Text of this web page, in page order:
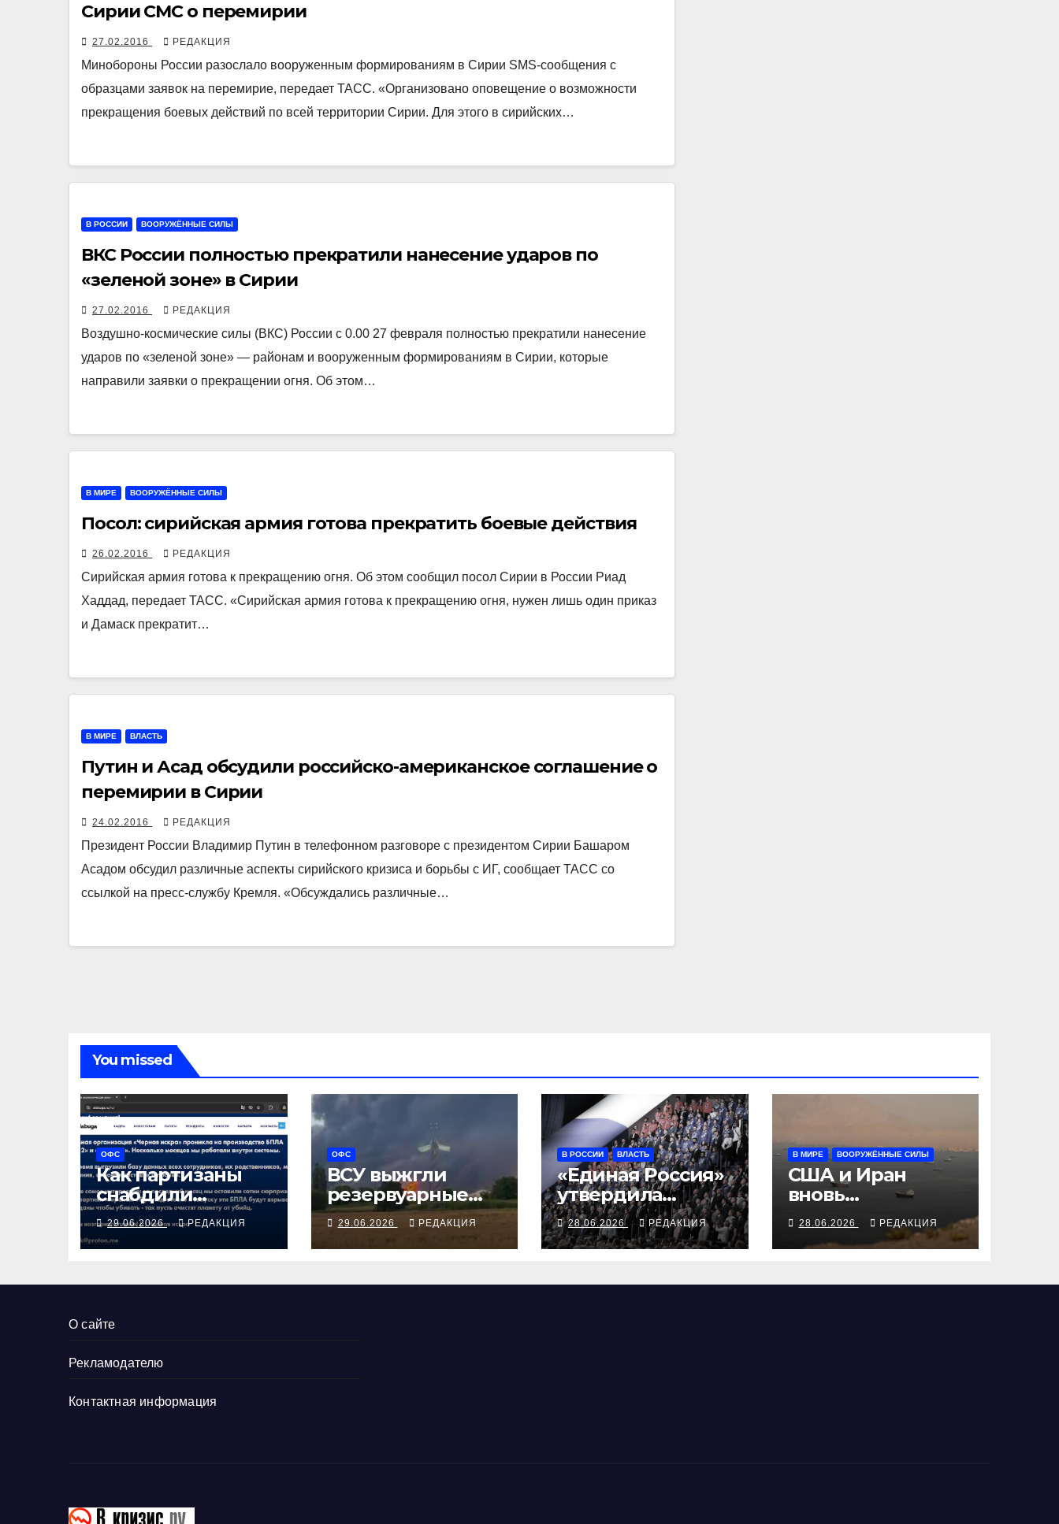
Сирии СМС о перемирии
27.02.2016 РЕДАКЦИЯ
Минобороны России разослало вооруженным формированиям в Сирии SMS-сообщения с
образцами заявок на перемирие, передает ТАСС. «Организовано оповещение о возможности
прекращения боевых действий по всей территории Сирии. Для этого в сирийских…
В РОССИИ ВООРУЖЁННЫЕ СИЛЫ
ВКС России полностью прекратили нанесение ударов по
«зеленой зоне» в Сирии
27.02.2016 РЕДАКЦИЯ
Воздушно-космические силы (ВКС) России с 0.00 27 февраля полностью прекратили нанесение
ударов по «зеленой зоне» — районам и вооруженным формированиям в Сирии, которые
направили заявки о прекращении огня. Об этом…
В МИРЕ ВООРУЖЁННЫЕ СИЛЫ
Посол: сирийская армия готова прекратить боевые действия
26.02.2016 РЕДАКЦИЯ
Сирийская армия готова к прекращению огня. Об этом сообщил посол Сирии в России Риад
Хаддад, передает ТАСС. «Сирийская армия готова к прекращению огня, нужен лишь один приказ
и Дамаск прекратит…
В МИРЕ ВЛАСТЬ
Путин и Асад обсудили российско-американское соглашение о
перемирии в Сирии
24.02.2016 РЕДАКЦИЯ
Президент России Владимир Путин в телефонном разговоре с президентом Сирии Башаром
Асадом обсудил различные аспекты сирийского кризиса и борьбы с ИГ, сообщает ТАСС со
ссылкой на пресс-службу Кремля. «Обсуждались различные…
You missed
ОФС
Как партизаны
снабдили
«Герани»
сюрпризами
29.06.2026 РЕДАКЦИЯ
ОФС
ВСУ выжгли
резервуарные
парки двух
крупных
российских НПЗ
29.06.2026 РЕДАКЦИЯ
В РОССИИ ВЛАСТЬ
«Единая Россия»
утвердила
партсписок без
председателя
партии
28.06.2026 РЕДАКЦИЯ
В МИРЕ ВООРУЖЁННЫЕ СИЛЫ
США и Иран
вновь
обменялись
воздушными
ударами
28.06.2026 РЕДАКЦИЯ
О сайте
Рекламодателю
Контактная информация